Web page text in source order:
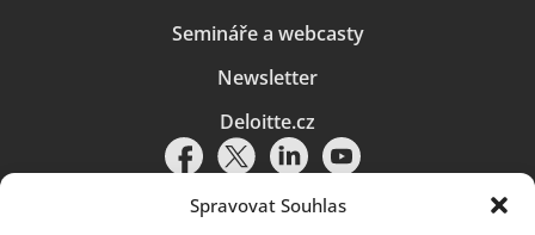
Spravovat Souhlas
Semináře a webcasty
Newsletter
Deloitte.cz